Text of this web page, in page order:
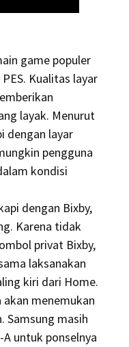
game populer
Kualitas layar
layak. Menurut
dengan layar
pengguna
kondisi
dengan Bixby,
Karena tidak
privat Bixby,
laksanakan
kiri dari Home.
akan menemukan
Samsung masih
untuk ponselnya